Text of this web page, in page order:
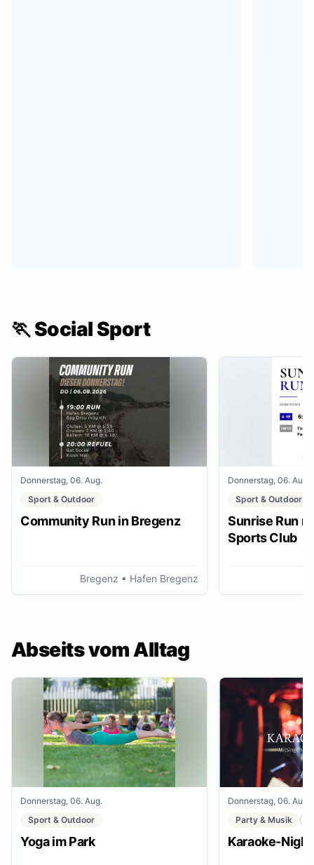
🏃 Social Sport
Donnerstag, 06. Aug.
Sport & Outdoor
Community Run in Bregenz
Bregenz • Hafen Bregenz
Donnerstag, 06. Aug.
Sport & Outdoor
Sunrise Run
Sports Club
Abseits vom Alltag
Donnerstag, 06. Aug.
Sport & Outdoor
Yoga im Park
Donnerstag, 06. Aug.
Party & Musik
Karaoke-Night